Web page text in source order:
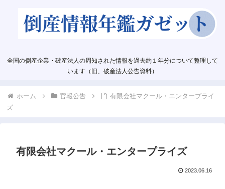
全国の倒産企業・破産法人の周知された情報を過去約１年分について整理して
います（旧、破産法人公告資料）
ホーム 官報公告
有限会社マクール・エンタープライ
ズ
有限会社マクール・エンタープライズ
2023.06.16